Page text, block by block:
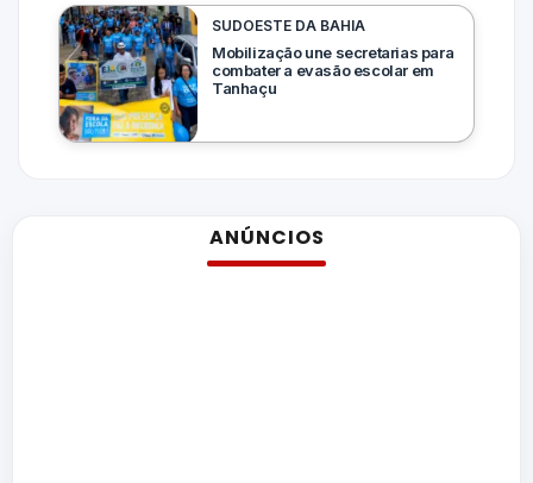
SUDOESTE DA BAHIA
Mobilização une secretarias para
combater a evasão escolar em
Tanhaçu
ANÚNCIOS